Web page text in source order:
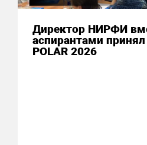
Директор НИРФИ
аспирантами принял
POLAR 2026